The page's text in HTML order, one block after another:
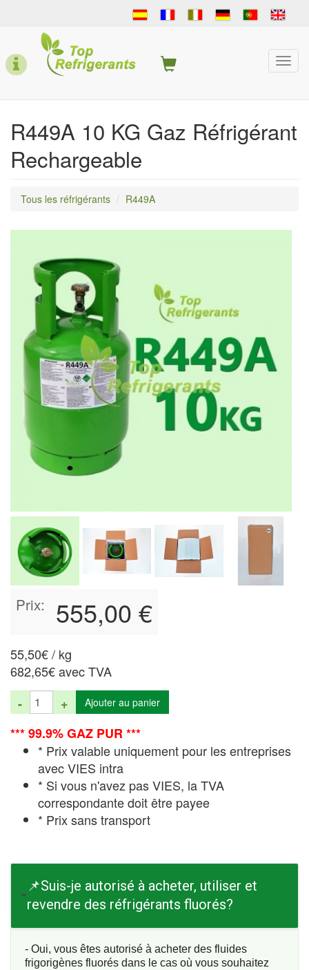
content
R449A 10 KG Gaz Réfrigérant
Rechargeable
Tous les réfrigérants R449A
Prix: 555,00 €
55,50€ / kg
682,65€ avec TVA
-
+ Ajouter au panier
*** 99.9% GAZ PUR ***
* Prix valable uniquement pour les entreprises
avec VIES intra
* Si vous n'avez pas VIES, la TVA
correspondante doit être payee
* Prix sans transport
📌Suis-je autorisé à acheter, utiliser et
revendre des réfrigérants fluorés?
- Oui, vous êtes autorisé à acheter des fluides
frigorigènes fluorés dans le cas où vous souhaitez